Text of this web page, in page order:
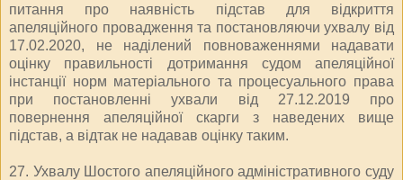
питання про наявність підстав для відкриття
апеляційного провадження та постановляючи ухвалу від
17.02.2020, не наділений повноваженнями надавати
оцінку правильності дотримання судом апеляційної
інстанції норм матеріального та процесуального права
при постановленні ухвали від 27.12.2019 про
повернення апеляційної скарги з наведених вище
підстав, а відтак не надавав оцінку таким.
27. Ухвалу Шостого апеляційного адміністративного суду